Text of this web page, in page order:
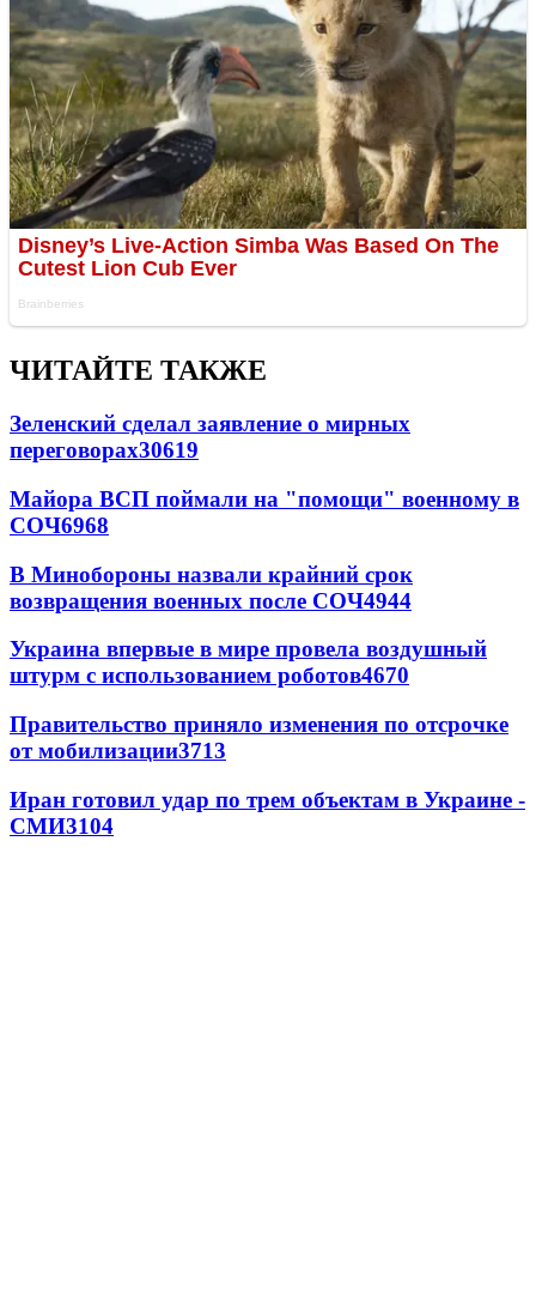
ЧИТАЙТЕ ТАКЖЕ
Зеленский сделал заявление о мирных
переговорах30619
Майора ВСП поймали на "помощи" военному в
СОЧ6968
В Минобороны назвали крайний срок
возвращения военных после СОЧ4944
Украина впервые в мире провела воздушный
штурм с использованием роботов4670
Правительство приняло изменения по отсрочке
от мобилизации3713
Иран готовил удар по трем объектам в Украине -
СМИ3104